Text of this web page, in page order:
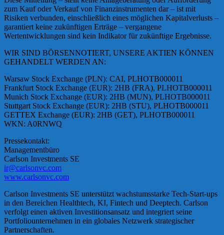
zum Kauf oder Verkauf von Finanzinstrumenten dar – ist mit
Risiken verbunden, einschließlich eines möglichen Kapitalverlusts –
garantiert keine zukünftigen Erträge – vergangene
Wertentwicklungen sind kein Indikator für zukünftige Ergebnisse.
WIR SIND BÖRSENNOTIERT, UNSERE AKTIEN KÖNNEN
GEHANDELT WERDEN AN:
Warsaw Stock Exchange (PLN): CAI, PLHOTB000011
Frankfurt Stock Exchange (EUR): 2HB (FRA), PLHOTB000011
Munich Stock Exchange (EUR): 2HB (MUN), PLHOTB000011
Stuttgart Stock Exchange (EUR): 2HB (STU), PLHOTB000011
GETTEX Exchange (EUR): 2HB (GET), PLHOTB000011
WKN: A0RNWQ
Pressekontakt:
Managementbüro
Carlson Investments SE
ir@carlsonvc.com
www.carlsonvc.com
Carlson Investments SE unterstützt wachstumsstarke Tech-Start-ups
in den Bereichen Healthtech, KI, Fintech und Deeptech. Carlson
verfolgt einen aktiven Investitionsansatz und integriert seine
Portfoliounternehmen in ein globales Netzwerk strategischer
Partnerschaften.